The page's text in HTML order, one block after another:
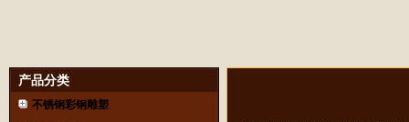
产品分类
不锈钢彩钢雕塑